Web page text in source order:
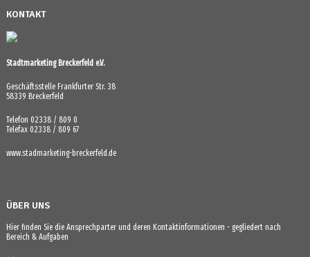
KONTAKT
Stadtmarketing Breckerfeld e.V.
Geschäftsstelle Frankfurter Str. 38
58339 Breckerfeld
Telefon 02338 / 809 0
Telefax 02338 / 809 67
www.stadmarketing-breckerfeld.de
ÜBER UNS
Hier finden Sie die Ansprechparter und deren Kontaktinformationen - gegliedert nach
Bereich & Aufgaben